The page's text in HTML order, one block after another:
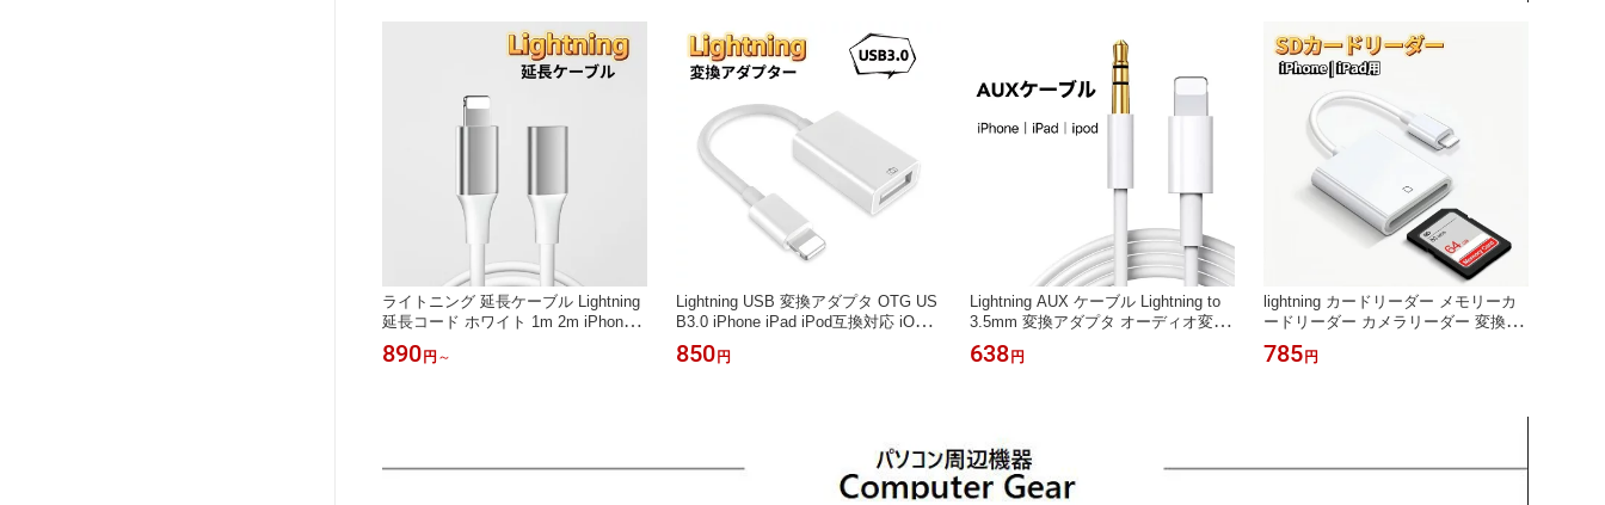
ライトニング 延長ケーブル Lightning
延長コード ホワイト 1m 2m iPhone i
Pad Apple Pencil iPod 充電 データ転
送 ホワイト
890 円 ～
Lightning USB 変換アダプタ OTG US
B3.0 iPhone iPad iPod互換対応 iOSデ
バイス USB変換 usb 変換 ケーブル
高速データ転送 アダプタ ライトニン
850 円
Lightning AUX ケーブル Lightning to
3.5mm 変換アダプタ オーディオ変換
ケーブル 車載用オーディオケーブル
ステレオミニケーブル AUXオーディ
638 円
lightning カードリーダー メモリーカ
ードリーダー カメラリーダー 変換ア
ダプタ SDカード iPhone iPad アイフ
ォン 写真 動画 データ転送 データ移
785 円